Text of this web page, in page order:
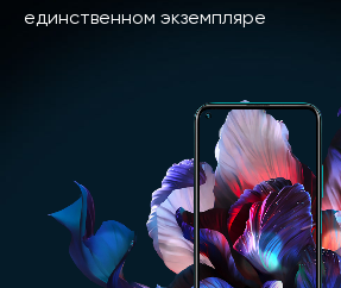
единственном экземпляре